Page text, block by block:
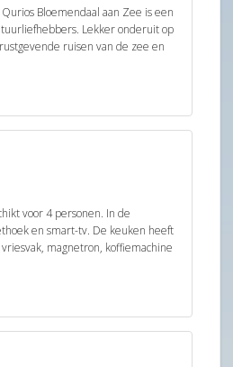
Bloemendaal aan Zee is een
Lekker onderuit op
ruisen van de zee en
voor 4 personen. In de
en smart-tv. De keuken heeft
magnetron, koffiemachine